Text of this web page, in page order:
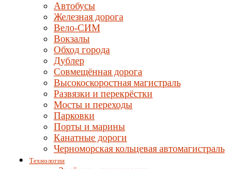
Автобусы
Железная дорога
Вело-СИМ
Вокзалы
Обход города
Дублер
Совмещённая дорога
Высокоскоростная магистраль
Развязки и перекрёстки
Мосты и переходы
Парковки
Порты и марины
Канатные дороги
Черноморская кольцевая автомагистраль
Технологии